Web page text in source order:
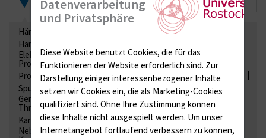
Hämatologie / Anämie
Retikulozyten
Hämoglobinelektrophorese
Elektrolyte, Enzyme, Substrate, Metabolite, Blutalkohol,
Proteine
Proteine
Lipide / Lipoproteine Niere / Harnwege
Spurenelemente
Säuren-Basen-Status
Gerinnung / Gerinnungsaktivierung / Gerinnungsfaktoren /
Thrombozytenfunktion / Antikoagulation
Kardiale Marker
Tumormarker
Interleukine
Nebenniere / Niere; Nebenschilddrüse ( Ca-Stoffwechsel /
Datenverarbeitung
und Privatsphäre
Diese Website benutzt Cookies, die für das
Funktionieren der Website erforderlich sind. Zur
Darstellung einiger interessenbezogener Inhalte
setzen wir Cookies ein, die als Marketing-Cookies
qualifiziert sind. Ohne Ihre Zustimmung können
diese Inhalte nicht ausgespielt werden. Um unser
Internetangebot fortlaufend verbessern zu können,